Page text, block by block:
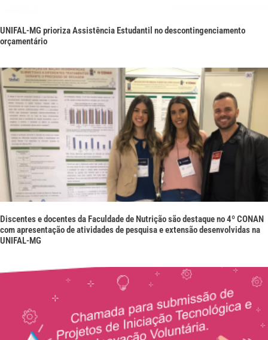
UNIFAL-MG prioriza Assistência Estudantil no descontingenciamento
orçamentário
Discentes e docentes da Faculdade de Nutrição são destaque no 4º CONAN
com apresentação de atividades de pesquisa e extensão desenvolvidas na
UNIFAL-MG